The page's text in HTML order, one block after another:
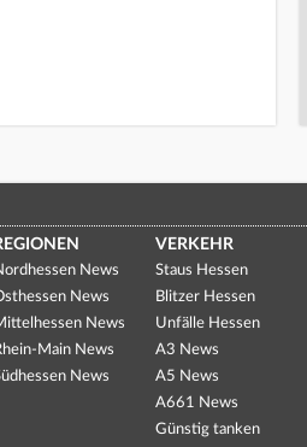
News
News
News
Main News
News
VERKEHR
Staus Hessen
Blitzer Hessen
Unfälle Hessen
A3 News
A5 News
A661 News
Günstig tanken